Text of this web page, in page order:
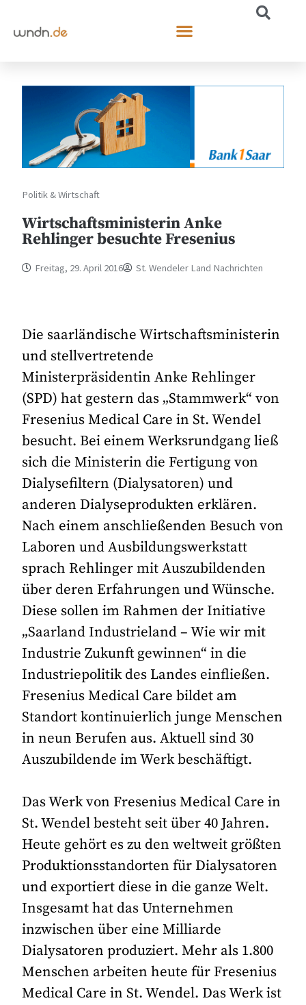
Politik & Wirtschaft
Wirtschaftsministerin Anke
Rehlinger besuchte Fresenius
Freitag, 29. April 2016 St. Wendeler Land Nachrichten
Die saarländische Wirtschaftsministerin
und stellvertretende
Ministerpräsidentin Anke Rehlinger
(SPD) hat gestern das „Stammwerk“ von
Fresenius Medical Care in St. Wendel
besucht. Bei einem Werksrundgang ließ
sich die Ministerin die Fertigung von
Dialysefiltern (Dialysatoren) und
anderen Dialyseprodukten erklären.
Nach einem anschließenden Besuch von
Laboren und Ausbildungswerkstatt
sprach Rehlinger mit Auszubildenden
über deren Erfahrungen und Wünsche.
Diese sollen im Rahmen der Initiative
„Saarland Industrieland – Wie wir mit
Industrie Zukunft gewinnen“ in die
Industriepolitik des Landes einfließen.
Fresenius Medical Care bildet am
Standort kontinuierlich junge Menschen
in neun Berufen aus. Aktuell sind 30
Auszubildende im Werk beschäftigt.
Das Werk von Fresenius Medical Care in
St. Wendel besteht seit über 40 Jahren.
Heute gehört es zu den weltweit größten
Produktionsstandorten für Dialysatoren
und exportiert diese in die ganze Welt.
Insgesamt hat das Unternehmen
inzwischen über eine Milliarde
Dialysatoren produziert. Mehr als 1.800
Menschen arbeiten heute für Fresenius
Medical Care in St. Wendel. Das Werk ist